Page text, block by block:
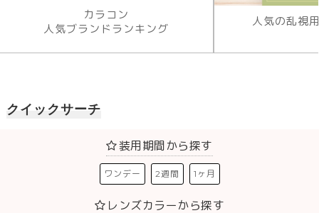
カラコン
人気ブランドランキング
人気の乱視
クイックサーチ
装用期間から探す
ワンデー 2週間 1ヶ月
レンズカラーから探す